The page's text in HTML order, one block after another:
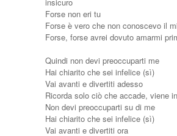
Forse non eri tu
Forse è vero che non conoscevo il
Forse, forse avrei dovuto amarmi
Quindi non devi preoccuparti me
Hai chiarito che sei infelice (sì)
Vai avanti e divertiti adesso
Ricorda solo ciò che accade, viene
Non devi preoccuparti su di me
Hai chiarito che sei infelice (sì)
Vai avanti e divertiti ora